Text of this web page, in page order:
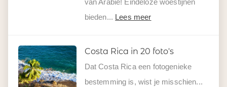
van Arabië! Eindeloze woestijnen
bieden... Lees meer
Costa Rica in 20 foto's
Dat Costa Rica een fotogenieke
bestemming is, wist je misschien...